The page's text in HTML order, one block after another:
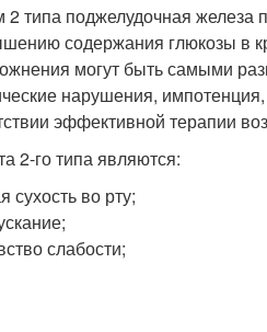
типа поджелудочная железа
содержания глюкозы в
могут быть самыми
нарушения,
эффективной терапии
2-го типа являются:
сухость во рту;
слабости;